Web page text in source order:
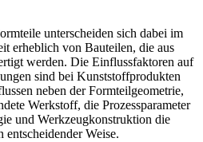
unterscheiden sich dabei im
erheblich von Bautei­len, die aus
werden. Die Einflussfaktoren auf
sind bei Kunststoffprodukten
neben der Formteilgeometrie,
Werk­stoff, die Prozessparameter
und Werkzeugkon­struktion die
Weise.